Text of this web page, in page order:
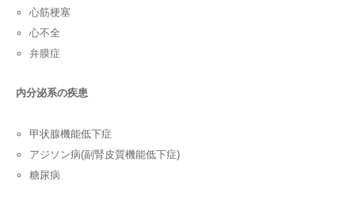
心筋梗塞
心不全
弁膜症
内分泌系の疾患
甲状腺機能低下症
アジソン病(副腎皮質機能低下症)
糖尿病